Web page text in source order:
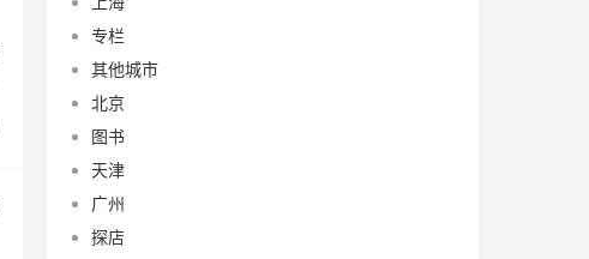
专栏
其他城市
北京
图书
天津
广州
探店